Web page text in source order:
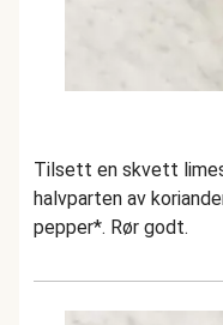
Tilsett en skvett
halvparten av
pepper*. Rør godt.